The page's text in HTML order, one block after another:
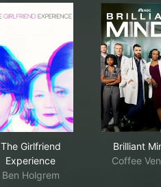
The Girlfriend
Experience
Ben Holgrem
Brilliant
Coffee